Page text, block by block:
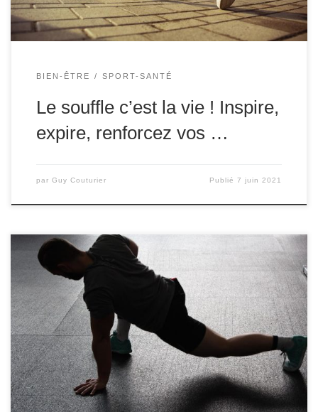
BIEN-ÊTRE SPORT-SANTÉ
Le souffle c’est la vie ! Inspire,
expire, renforcez vos …
par Guy Couturier Publié7 juin 2021
Ma routine matinale commence par une boisson
détoxifiante : Je ne vais pas être très original car cette
boisson détoxifiante est très connue mais voilà… les
effets positifs sont bien réels ! Eau chaude citronnée,
curcuma, gingembre et éventuellement miel pour celles et
ceux qui veulent avoir un goût un peu […]